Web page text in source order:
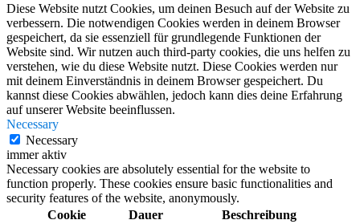
Diese Website nutzt Cookies, um deinen Besuch auf der Website zu
verbessern. Die notwendigen Cookies werden in deinem Browser
gespeichert, da sie essenziell für grundlegende Funktionen der
Website sind. Wir nutzen auch third-party cookies, die uns helfen zu
verstehen, wie du diese Website nutzt. Diese Cookies werden nur
mit deinem Einverständnis in deinem Browser gespeichert. Du
kannst diese Cookies abwählen, jedoch kann dies deine Erfahrung
auf unserer Website beeinflussen.
Necessary
Necessary
immer aktiv
Necessary cookies are absolutely essential for the website to
function properly. These cookies ensure basic functionalities and
security features of the website, anonymously.
Cookie
Dauer Beschreibung